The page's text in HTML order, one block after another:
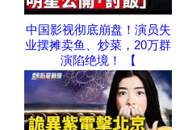
中国影视彻底崩盘！演员失
业摆摊卖鱼、炒菜，20万群
演陷绝境！ 【